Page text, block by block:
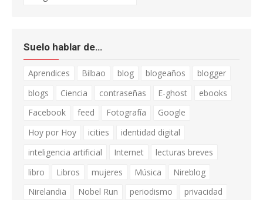
Suelo hablar de…
Aprendices Bilbao blog blogeaños
blogger
blogs
Ciencia contraseñas E-ghost
ebooks
Facebook
feed Fotografía
Google
Hoy por Hoy
icities
identidad digital
inteligencia artificial
Internet
lecturas breves
libro
Libros mujeres Música
Nireblog
Nirelandia
Nobel Run periodismo
privacidad